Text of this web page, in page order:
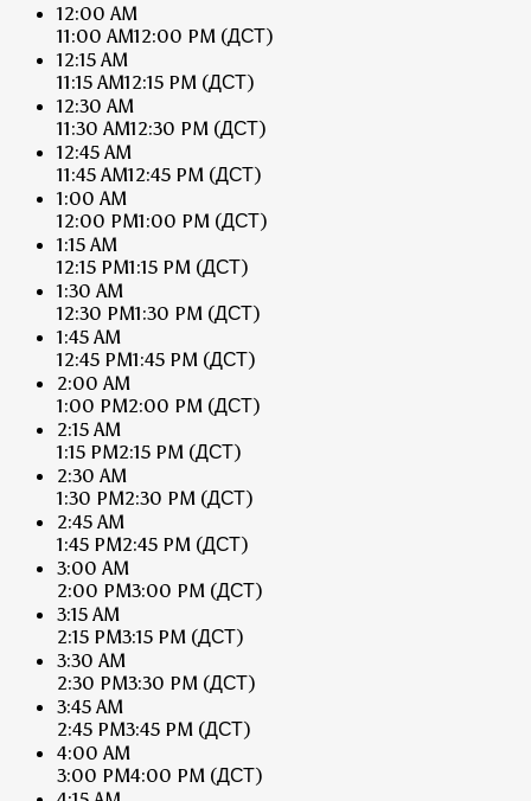
12:00 AM
11:00 AM12:00 PM (ДСТ)
12:15 AM
11:15 AM12:15 PM (ДСТ)
12:30 AM
11:30 AM12:30 PM (ДСТ)
12:45 AM
11:45 AM12:45 PM (ДСТ)
1:00 AM
12:00 PM1:00 PM (ДСТ)
1:15 AM
12:15 PM1:15 PM (ДСТ)
1:30 AM
12:30 PM1:30 PM (ДСТ)
1:45 AM
12:45 PM1:45 PM (ДСТ)
2:00 AM
1:00 PM2:00 PM (ДСТ)
2:15 AM
1:15 PM2:15 PM (ДСТ)
2:30 AM
1:30 PM2:30 PM (ДСТ)
2:45 AM
1:45 PM2:45 PM (ДСТ)
3:00 AM
2:00 PM3:00 PM (ДСТ)
3:15 AM
2:15 PM3:15 PM (ДСТ)
3:30 AM
2:30 PM3:30 PM (ДСТ)
3:45 AM
2:45 PM3:45 PM (ДСТ)
4:00 AM
3:00 PM4:00 PM (ДСТ)